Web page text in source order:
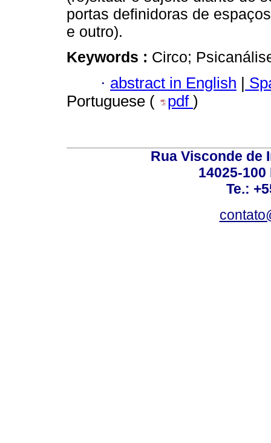
portas definidoras de
e outro).
Keywords : Circo;
· abstract in English |
Portuguese (
pdf )
Rua Visconde de
14025-
Te.: